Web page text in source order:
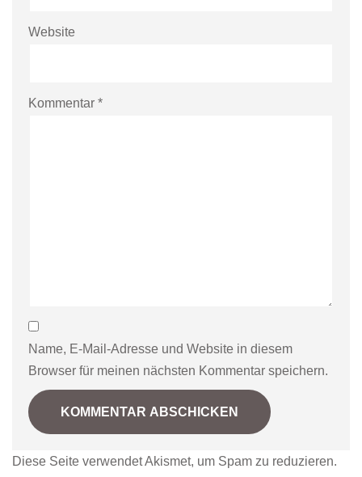
Website
Kommentar *
Name, E-Mail-Adresse und Website in diesem
Browser für meinen nächsten Kommentar speichern.
Diese Seite verwendet Akismet, um Spam zu reduzieren.